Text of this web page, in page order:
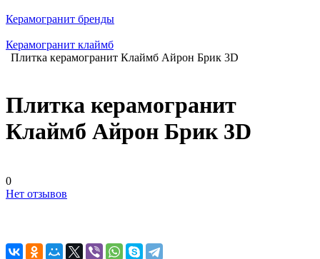
Керамогранит бренды
Керамогранит клаймб
Плитка керамогранит Клаймб Айрон Брик 3D
Плитка керамогранит
Клаймб Айрон Брик 3D
0
Нет отзывов